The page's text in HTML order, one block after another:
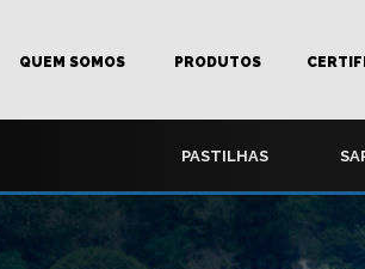
QUEM SOMOS PRODUTOS
PASTILHAS